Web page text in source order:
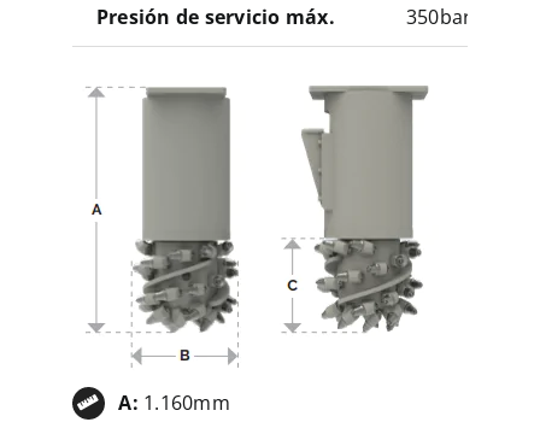
Presión de servicio máx. 350bar
A: 1.160mm